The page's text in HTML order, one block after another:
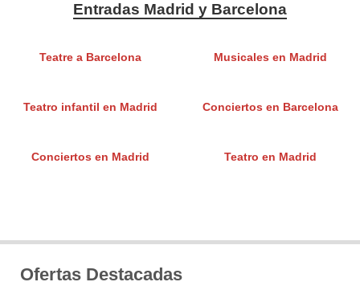
Entradas Madrid y Barcelona
Teatre a Barcelona Musicales en Madrid
Teatro infantil en Madrid Conciertos en Barcelona
Conciertos en Madrid Teatro en Madrid
Ofertas Destacadas